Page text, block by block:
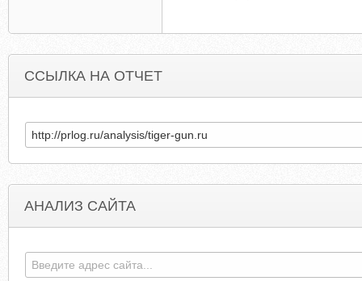
ССЫЛКА НА ОТЧЕТ
АНАЛИЗ САЙТА